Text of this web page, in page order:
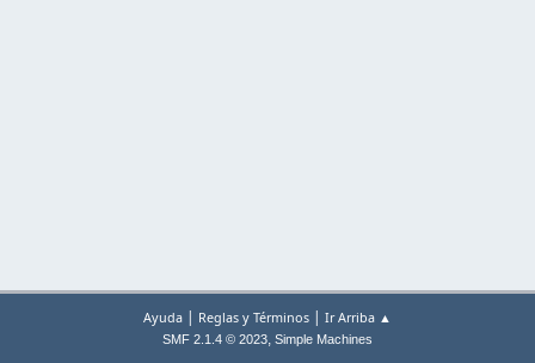
Ayuda | Reglas y Términos | Ir Arriba ▲
SMF 2.1.4 © 2023, Simple Machines